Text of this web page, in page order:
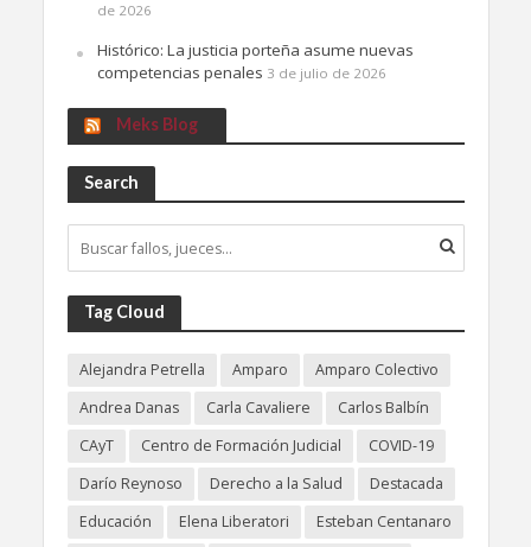
de 2026
Histórico: La justicia porteña asume nuevas
competencias penales 3 de julio de 2026
Meks Blog
Search
Tag Cloud
Alejandra Petrella Amparo
Amparo Colectivo
Andrea Danas
Carla Cavaliere
Carlos Balbín
CAyT
Centro de Formación Judicial
COVID-19
Darío Reynoso
Derecho a la Salud
Destacada
Educación
Elena Liberatori
Esteban Centanaro